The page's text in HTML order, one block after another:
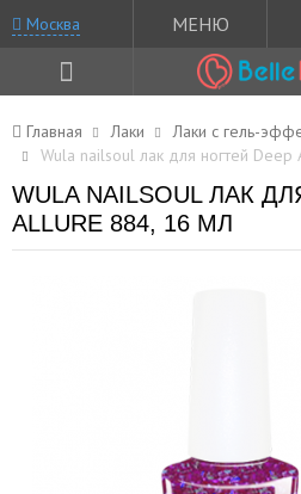
Москва МЕНЮ
Главная Лаки Лаки с гель-
Wula nailsoul лак для ногтей
WULA NAILSOUL ЛАК
ALLURE 884, 16 МЛ